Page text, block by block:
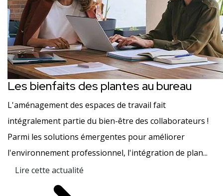
Les bienfaits des plantes au bureau
L'aménagement des espaces de travail fait
intégralement partie du bien-être des collaborateurs !
Parmi les solutions émergentes pour améliorer
l'environnement professionnel, l'intégration de plan...
Lire cette actualité